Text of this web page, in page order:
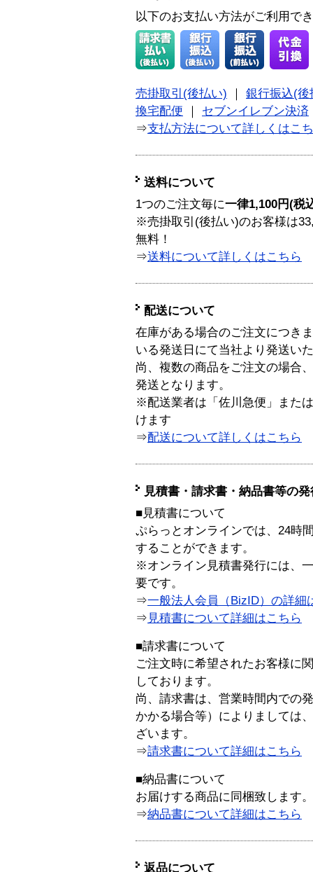
以下のお支払い方法がご利用で
売掛取引(後払い)
銀行振込(後
換宅配便
セブンイレブン決済
⇒支払方法について詳しくはこ
送料について
1つのご注文毎に一律1,100円(税
※売掛取引(後払い)のお客様は
無料！
⇒送料について詳しくはこちら
配送について
在庫がある場合のご注文につき
いる発送日にて当社より発送い
尚、複数の商品をご注文の場合
発送となります。
※配送業者は「佐川急便」また
けます
⇒配送について詳しくはこちら
見積書・請求書・納品書等の
■見積書について
ぷらっとオンラインでは、24時
することができます。
※オンライン見積書発行には、
要です。
⇒一般法人会員（BizID）の詳細
⇒ 見積書について詳細はこちら
■請求書について
ご注文時に希望されたお客様に
しております。
尚、請求書は、営業時間内での
かかる場合等）によりましては
ざいます。
⇒請求書について詳細はこちら
■納品書について
お届けする商品に同梱致します。
⇒納品書について詳細はこちら
返品について